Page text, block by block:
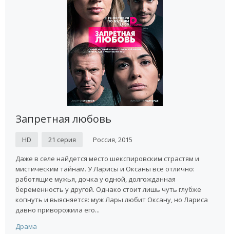
Запретная любовь
HD 21 серия Россия, 2015
Даже в селе найдется место шекспировским страстям и
мистическим тайнам. У Ларисы и Оксаны все отлично:
работящие мужья, дочка у одной, долгожданная
беременность у другой. Однако стоит лишь чуть глубже
копнуть и выясняется: муж Лары любит Оксану, но Лариса
давно приворожила его...
Драма